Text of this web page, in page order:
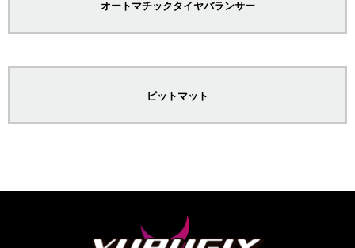
オートマチックタイヤバランサー
ピットマット